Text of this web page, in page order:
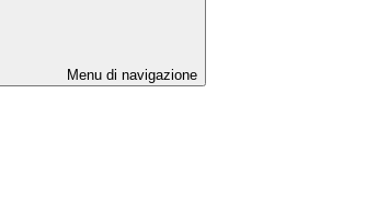
Menu di navigazione